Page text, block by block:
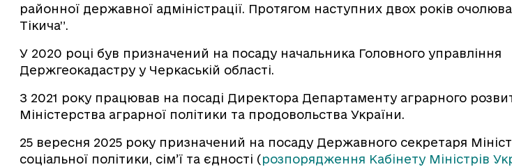
районної державної адміністрації. Протягом наступних двох років
Тікича”.
У 2020 році був призначений на посаду начальника Головного управління
Держгеокадастру у Черкаській області.
З 2021 року працював на посаді Директора Департаменту аграрного
Міністерства аграрної політики та продовольства України.
25 вересня 2025 року призначений на посаду Державного секретаря
соціальної політики, сім’ї та єдності (розпорядження Кабінету Міністрів